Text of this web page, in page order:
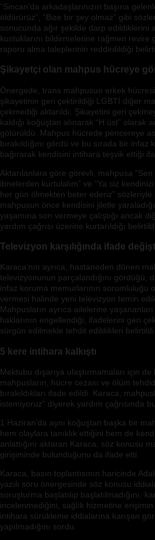
“Sincan’da arkadaşlarınızın başına
öldürürüz”, “Bize bir şey olmaz” gibi
sonucunda ağır şekilde darp edildiklerini
kustuklarını bildirmelerine rağmen revire
raporu alma taleplerinin reddedildiği
Şikayetçi olan mahpus hücreye
Önergede, trans mahpusun erkek
şikayetinin geri çektirildiği LGBTİ diğer
çekmediği aktarıldı. Şikayetini geri
kaldığı koğuştan alınarak “H üst” olarak
götürüldü. Mahpus hücrede pencereye
bırakıldığını gördü ve bu sırada bir
bağırarak kendisini intihara teşvik ettiği
Aktarılanlara göre görevli, mahpusa
ibnelerden kurtulalım” ve “Ya siz
her gün ölmekten beter ederiz” sözleriyle
mahpusun önce kendisini jiletle
yaşamına son vermeye çalıştığı ancak
yardım çağrısı üzerine kurtarıldığı belirtildi.
Televizyon karşılığında ifade
Karaca’nın ayrıca, hastaneden dönen
televizyonunun parçalandığını gördüğü,
infaz koruma memurlarının sorumluluğu
vermesi halinde yeni televizyon temin
Mahpusların ayrıca ailelerine
haklarının engellendiği, ifadelerini geri
sürgün edilmekle tehdit edildikleri belirtildi.
5 kere intihara kalkıştı
Mektubu dışarıya ulaştırmamaları için
mahpusların, hücre cezası ve ölüm
bırakıldıkları ifade edildi. Karaca,
istemiyoruz” diyerek yardım çağrısında
1 Haziran’da aynı koğuştan başka bir
hem olaylara tanıklık ettiğini hem de
anlattığını aktaran Karaca, söz konusu
girişiminde bulunduğunu da ifade etti.
Karaca, basın toplantısının haricinde
yazılı soru önergesinde söz konusu
soruşturma başlatılıp başlatılmadığını,
incelenmediğini, sağlık hizmetine
intihara sürükleme iddialarına karışan
yapılmadığını sordu.